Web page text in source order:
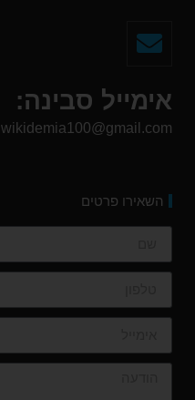
אימייל סבינה:
wikidemia100@gmail.com
השאירו פרטים